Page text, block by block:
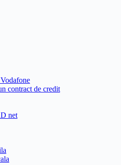
contract de credit
net